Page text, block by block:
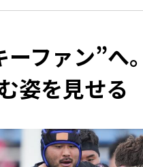
ファン”へ。
姿を見せる